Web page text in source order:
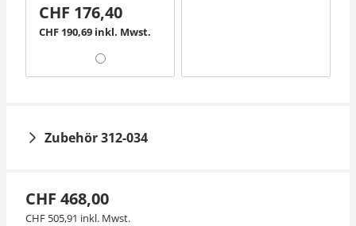
CHF 176,40
CHF 190,69 inkl. Mwst.
Zubehör 312-034
CHF 468,00
CHF 505,91 inkl. Mwst.